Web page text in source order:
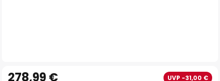
278,99 € UVP -31,00 €